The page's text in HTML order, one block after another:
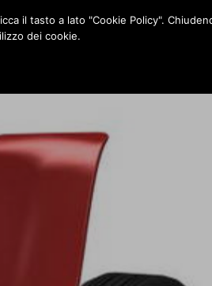
il tasto a lato "Cookie Policy".
dei cookie.